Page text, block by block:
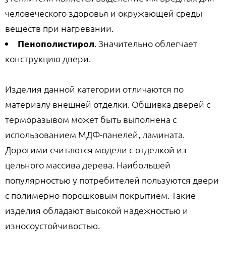
человеческого здоровья и окружающей среды
веществ при нагревании.
Пенополистирол. Значительно облегчает
конструкцию двери.
Изделия данной категории отличаются по
материалу внешней отделки. Обшивка дверей с
терморазывом может быть выполнена с
использованием МДФ-панелей, ламината.
Дорогими считаются модели с отделкой из
цельного массива дерева. Наибольшей
популярностью у потребителей пользуются двери
с полимерно-порошковым покрытием. Такие
изделия обладают высокой надежностью и
износоустойчивостью.